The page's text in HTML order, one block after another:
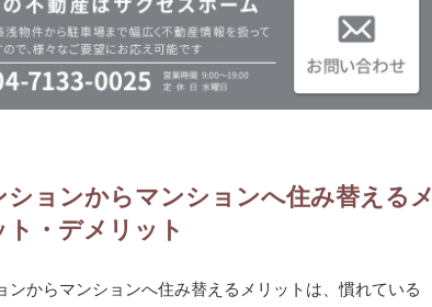
ションからマンションへ住み替えるメ
ト・デメリット
ンからマンションへ住み替えるメリットは、慣れている